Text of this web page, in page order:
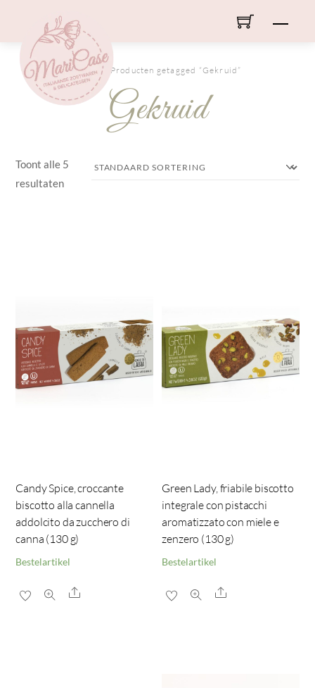
content
HOME/ Producten getagged “Gekruid”
Gekruid
Toont alle 5
resultaten
Candy Spice, croccante
biscotto alla cannella
addolcito da zucchero di
canna (130 g)
Bestelartikel
Share
Green Lady, friabile biscotto
integrale con pistacchi
aromatizzato con miele e
zenzero (130 g)
Bestelartikel
Share